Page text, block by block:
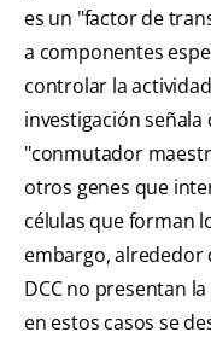
es un "factor de
a componentes
controlar la
investigación
"conmutador
otros genes que
células que forman
embargo, alrededor
DCC no presentan
en estos casos se